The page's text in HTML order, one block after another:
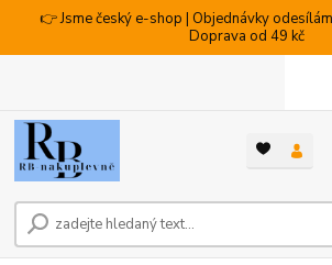
👉 Jsme český e-shop | Objednávky
Doprava od 49 kč